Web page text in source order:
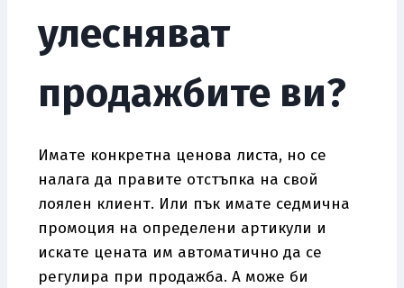
улесняват
продажбите ви?
Имате конкретна ценова листа, но се
налага да правите отстъпка на свой
лоялен клиент. Или пък имате седмична
промоция на определени артикули и
искате цената им автоматично да се
регулира при продажба. А може би